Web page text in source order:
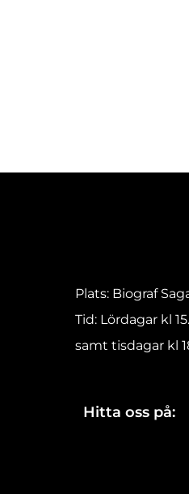
Plats: Biograf
Tid: Lördagar kl
samt tisdagar kl
Hitta oss på: